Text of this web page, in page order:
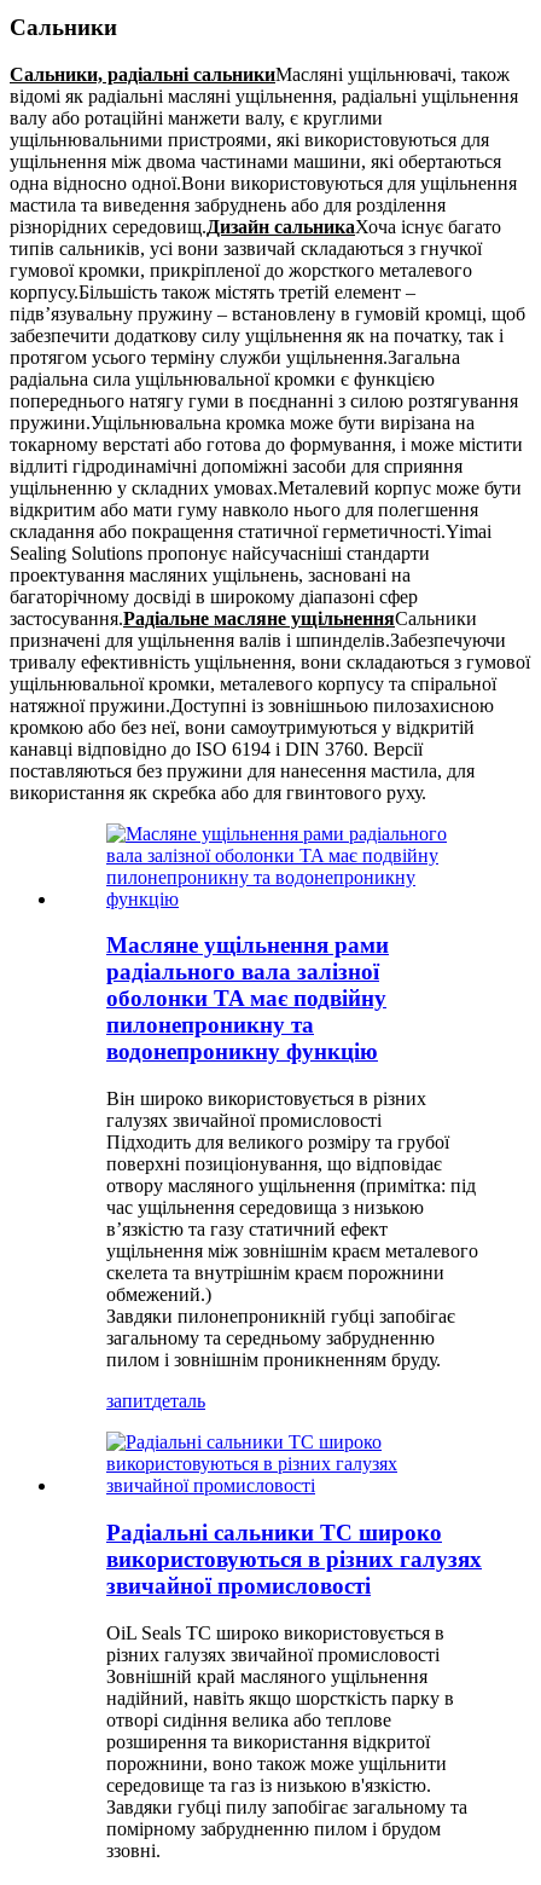
Сальники
Сальники, радіальні сальникиМасляні ущільнювачі, також
відомі як радіальні масляні ущільнення, радіальні ущільнення
валу або ротаційні манжети валу, є круглими
ущільнювальними пристроями, які використовуються для
ущільнення між двома частинами машини, які обертаються
одна відносно одної.Вони використовуються для ущільнення
мастила та виведення забруднень або для розділення
різнорідних середовищ.Дизайн сальникаХоча існує багато
типів сальників, усі вони зазвичай складаються з гнучкої
гумової кромки, прикріпленої до жорсткого металевого
корпусу.Більшість також містять третій елемент –
підв’язувальну пружину – встановлену в гумовій кромці, щоб
забезпечити додаткову силу ущільнення як на початку, так і
протягом усього терміну служби ущільнення.Загальна
радіальна сила ущільнювальної кромки є функцією
попереднього натягу гуми в поєднанні з силою розтягування
пружини.Ущільнювальна кромка може бути вирізана на
токарному верстаті або готова до формування, і може містити
відлиті гідродинамічні допоміжні засоби для сприяння
ущільненню у складних умовах.Металевий корпус може бути
відкритим або мати гуму навколо нього для полегшення
складання або покращення статичної герметичності.Yimai
Sealing Solutions пропонує найсучасніші стандарти
проектування масляних ущільнень, засновані на
багаторічному досвіді в широкому діапазоні сфер
застосування.Радіальне масляне ущільненняСальники
призначені для ущільнення валів і шпинделів.Забезпечуючи
тривалу ефективність ущільнення, вони складаються з гумової
ущільнювальної кромки, металевого корпусу та спіральної
натяжної пружини.Доступні із зовнішньою пилозахисною
кромкою або без неї, вони самоутримуються у відкритій
канавці відповідно до ISO 6194 і DIN 3760. Версії
поставляються без пружини для нанесення мастила, для
використання як скребка або для гвинтового руху.
Масляне ущільнення рами
радіального вала залізної
оболонки TA має подвійну
пилонепроникну та
водонепроникну функцію
Він широко використовується в різних
галузях звичайної промисловості
Підходить для великого розміру та грубої
поверхні позиціонування, що відповідає
отвору масляного ущільнення (примітка: під
час ущільнення середовища з низькою
в’язкістю та газу статичний ефект
ущільнення між зовнішнім краєм металевого
скелета та внутрішнім краєм порожнини
обмежений.)
Завдяки пилонепроникній губці запобігає
загальному та середньому забрудненню
пилом і зовнішнім проникненням бруду.
запитдеталь
Радіальні сальники TC широко
використовуються в різних галузях
звичайної промисловості
OiL Seals TC широко використовується в
різних галузях звичайної промисловості
Зовнішній край масляного ущільнення
надійний, навіть якщо шорсткість парку в
отворі сидіння велика або теплове
розширення та використання відкритої
порожнини, воно також може ущільнити
середовище та газ із низькою в'язкістю.
Завдяки губці пилу запобігає загальному та
помірному забрудненню пилом і брудом
ззовні.